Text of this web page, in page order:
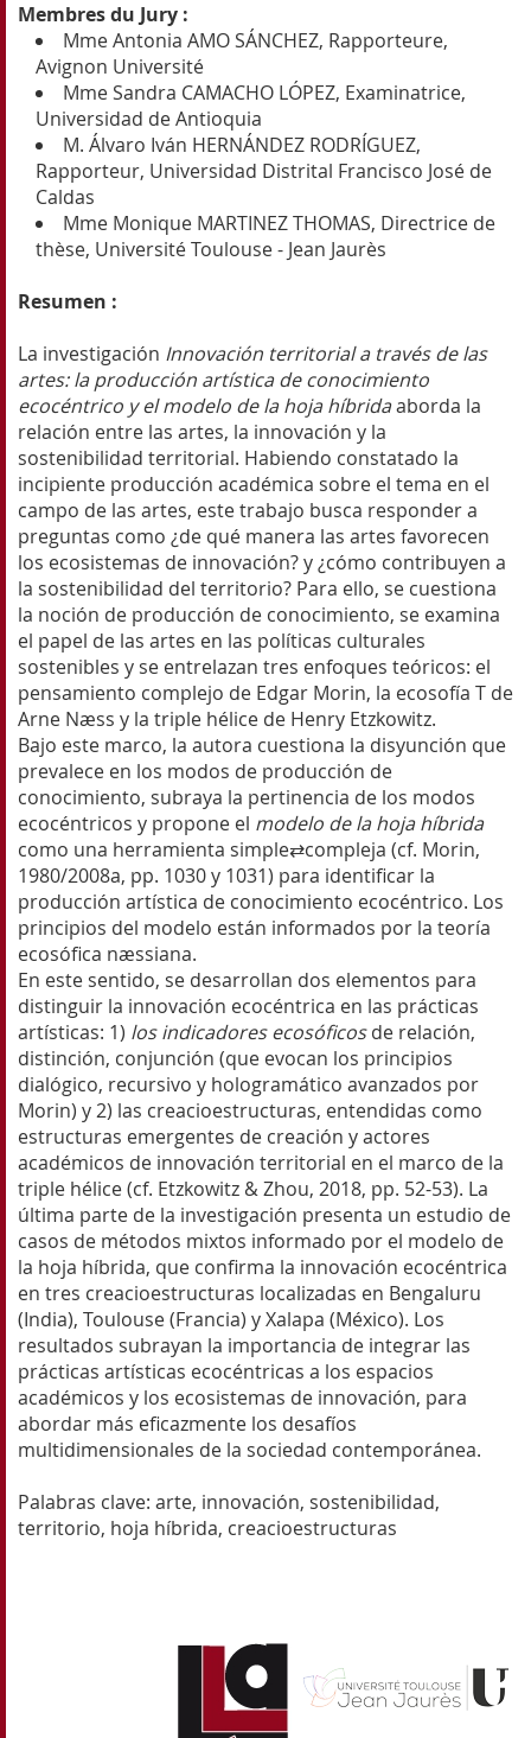
Membres du Jury :
Mme Antonia AMO SÁNCHEZ, Rapporteure,
Avignon Université
Mme Sandra CAMACHO LÓPEZ, Examinatrice,
Universidad de Antioquia
M. Álvaro Iván HERNÁNDEZ RODRÍGUEZ,
Rapporteur, Universidad Distrital Francisco José de
Caldas
Mme Monique MARTINEZ THOMAS, Directrice de
thèse, Université Toulouse - Jean Jaurès
Resumen :
La investigación Innovación territorial a través de las
artes: la producción artística de conocimiento
ecocéntrico y el modelo de la hoja híbridaaborda la
relación entre las artes, la innovación y la
sostenibilidad territorial. Habiendo constatado la
incipiente producción académica sobre el tema en el
campo de las artes, este trabajo busca responder a
preguntas como ¿de qué manera las artes favorecen
los ecosistemas de innovación? y ¿cómo contribuyen a
la sostenibilidad del territorio? Para ello, se cuestiona
la noción de producción de conocimiento, se examina
el papel de las artes en las políticas culturales
sostenibles y se entrelazan tres enfoques teóricos: el
pensamiento complejo de Edgar Morin, la ecosofía T de
Arne Næss y la triple hélice de Henry Etzkowitz.
Bajo este marco, la autora cuestiona la disyunción que
prevalece en los modos de producción de
conocimiento, subraya la pertinencia de los modos
ecocéntricos y propone el modelo de la hoja híbrida
como una herramienta simple⇄compleja (cf. Morin,
1980/2008a, pp. 1030 y 1031) para identificar la
producción artística de conocimiento ecocéntrico. Los
principios del modelo están informados por la teoría
ecosófica næssiana.
En este sentido, se desarrollan dos elementos para
distinguir la innovación ecocéntrica en las prácticas
artísticas: 1) los indicadores ecosóficosde relación,
distinción, conjunción (que evocan los principios
dialógico, recursivo y hologramático avanzados por
Morin) y 2) las creacioestructuras, entendidas como
estructuras emergentes de creación y actores
académicos de innovación territorial en el marco de la
triple hélice (cf. Etzkowitz & Zhou, 2018, pp. 52-53). La
última parte de la investigación presenta un estudio de
casos de métodos mixtos informado por el modelo de
la hoja híbrida, que confirma la innovación ecocéntrica
en tres creacioestructuras localizadas en Bengaluru
(India), Toulouse (Francia) y Xalapa (México). Los
resultados subrayan la importancia de integrar las
prácticas artísticas ecocéntricas a los espacios
académicos y los ecosistemas de innovación, para
abordar más eficazmente los desafíos
multidimensionales de la sociedad contemporánea.
Palabras clave: arte, innovación, sostenibilidad,
territorio, hoja híbrida, creacioestructuras